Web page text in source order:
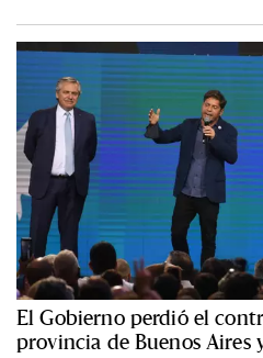
El Gobierno perdió el
provincia de Buenos Aires